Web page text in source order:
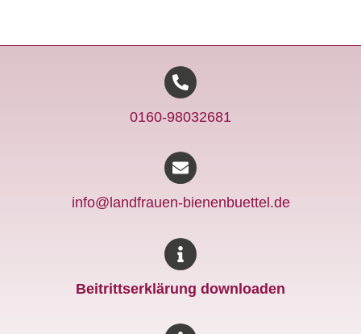
0160-98032681
info@landfrauen-bienenbuettel.de
Beitrittserklärung downloaden